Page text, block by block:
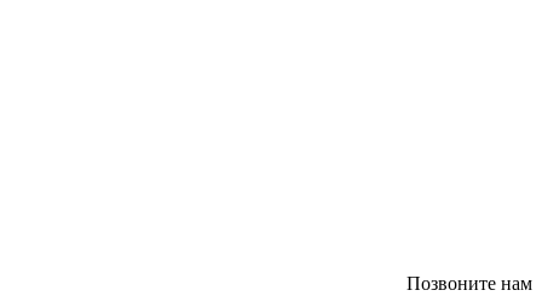
Позвоните нам